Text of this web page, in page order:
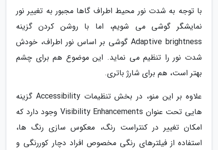
با توجه به شدت نور محیط اطراف گاها مجبور به تغییر نور
نمایشگر گوشی می شویم، اما با روشن کردن گزینه
Adaptive brightness گوشی بر اساس نور اطراف، خودش
شدت نور را تنظیم می نماید. این موضوع هم برای چشم
بهتر است، هم برای شارژ باتری.
علاوه بر این منو، در بخش تنظیمات Accessibility گزینه
هایی تحت عنوان Visibility Enhancements وجود دارد که
امکان تغییر در کنتراست رنگ، معکوس سازی رنگ ها،
استفاده از فیلترهای رنگی مخصوص افراد دچار کوررنگی و